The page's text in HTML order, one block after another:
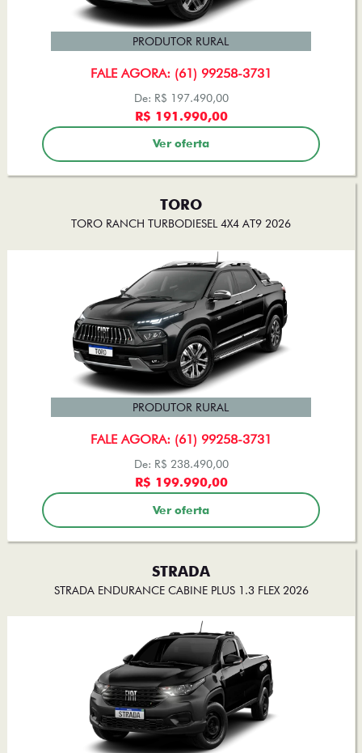
FALE AGORA: (61) 99258-3731
PRODUTOR RURAL
De: R$ 197.490,00
R$ 191.990,00
Ver oferta
TORO
TORO RANCH TURBODIESEL 4X4 AT9 2026
FALE AGORA: (61) 99258-3731
PRODUTOR RURAL
De: R$ 238.490,00
R$ 199.990,00
Ver oferta
STRADA
STRADA ENDURANCE CABINE PLUS 1.3 FLEX 2026